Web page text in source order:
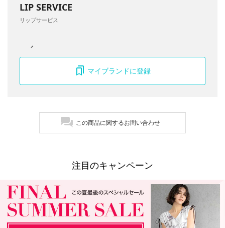
LIP SERVICE
リップサービス
マイブランドに登録
この商品に関するお問い合わせ
注目のキャンペーン